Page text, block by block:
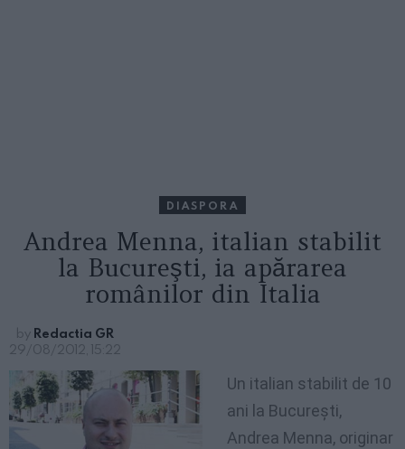
DIASPORA
Andrea Menna, italian stabilit
la Bucureşti, ia apărarea
românilor din Italia
by Redactia GR
29/08/2012, 15:22
Un italian stabilit de 10
ani la Bucureşti,
Andrea Menna, originar